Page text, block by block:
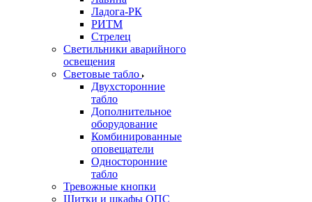
Ладога-РК
РИТМ
Стрелец
Светильники аварийного
освещения
Световые табло
Двухсторонние
табло
Дополнительное
оборудование
Комбинированные
оповещатели
Односторонние
табло
Тревожные кнопки
Щитки и шкафы ОПС